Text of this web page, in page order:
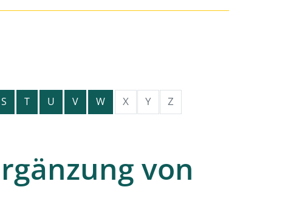
S T U V W X Y Z
von